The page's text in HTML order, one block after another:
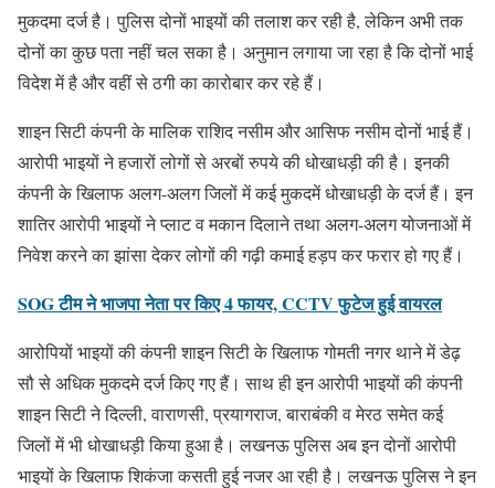
मुकदमा दर्ज है। पुलिस दोनों भाइयों की तलाश कर रही है, लेकिन अभी तक
दोनों का कुछ पता नहीं चल सका है। अनुमान लगाया जा रहा है कि दोनों भाई
विदेश में है और वहीं से ठगी का कारोबार कर रहे हैं।
शाइन सिटी कंपनी के मालिक राशिद नसीम और आसिफ नसीम दोनों भाई हैं।
आरोपी भाइयों ने हजारों लोगों से अरबों रुपये की धोखाधड़ी की है। इनकी
कंपनी के खिलाफ अलग-अलग जिलों में कई मुकदमें धोखाधड़ी के दर्ज हैं। इन
शातिर आरोपी भाइयों ने प्लाट व मकान दिलाने तथा अलग-अलग योजनाओं में
निवेश करने का झांसा देकर लोगों की गढ़ी कमाई हड़प कर फरार हो गए हैं।
SOG टीम ने भाजपा नेता पर किए 4 फायर, CCTV फुटेज हुई वायरल
आरोपियों भाइयों की कंपनी शाइन सिटी के खिलाफ गोमती नगर थाने में डेढ़
सौ से अधिक मुकदमे दर्ज किए गए हैं। साथ ही इन आरोपी भाइयों की कंपनी
शाइन सिटी ने दिल्ली, वाराणसी, प्रयागराज, बाराबंकी व मेरठ समेत कई
जिलों में भी धोखाधड़ी किया हुआ है। लखनऊ पुलिस अब इन दोनों आरोपी
भाइयों के खिलाफ शिकंजा कसती हुई नजर आ रही है। लखनऊ पुलिस ने इन